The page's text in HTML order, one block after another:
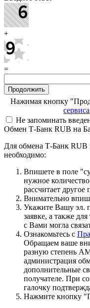
+
=
Нажимая кнопку
сервиса
Не запоминать
Обмен Т-Банк RUB на
Для обмена Т-Банк RUB
необходимо:
Впишете в поле
нужное
рассчитает
Внимательно
Укажите Вашу эл.
заявке, а также
с Вами могла
Ознакомьтесь с
Обращаем ваше
разную степень
администрация
дополнительные
получателе. При
галочку
Нажмите кнопку